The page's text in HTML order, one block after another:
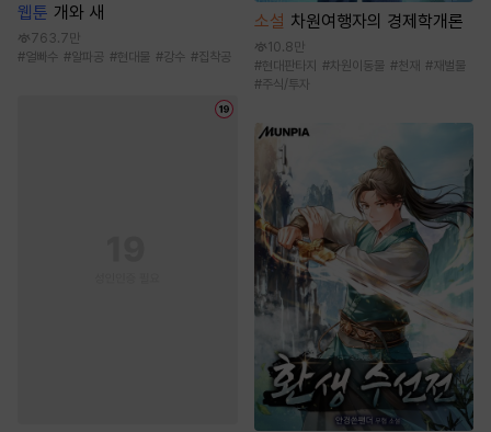
웹툰 개와 새
763.7만
#얼빠수 #알파공 #현대물 #강수 #집착공
소설 차원여행자의 경제학개론
10.8만
#현대판타지 #차원이동물 #천재 #재벌물
#주식/투자